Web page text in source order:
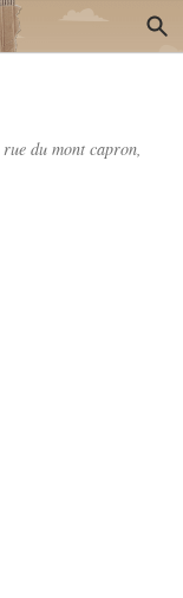
rue du mont capron,